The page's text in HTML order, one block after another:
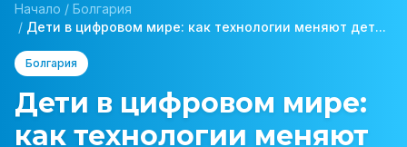
Начало / Болгария
/ Дети в цифровом мире: как технологии меняют дет...
Болгария
Дети в цифровом мире:
как технологии меняют